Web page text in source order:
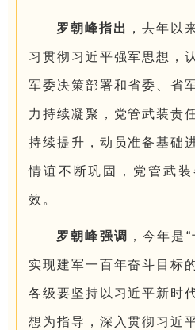
罗朝峰指出 ，去年以
习贯彻习近平强军思想，
军委决策部署和省委、省
力持续凝聚，党管武装责
持续提升，动员准备基础
情谊不断巩固，党管武
效。
罗朝峰强调 ，今年是
实现建军一百年奋斗目标
各级要坚持以习近平新时
想为指导，深入贯彻习近